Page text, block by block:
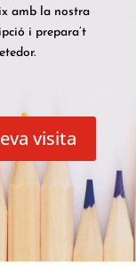
amb la nostra
i prepara’t
visita